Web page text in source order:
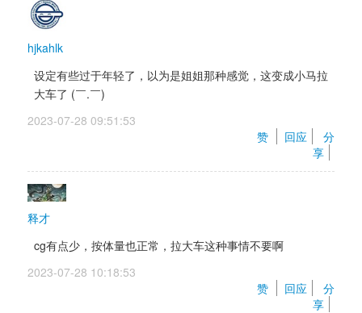
hjkahlk
设定有些过于年轻了，以为是姐姐那种感觉，这变成小马拉
大车了 (￣.￣)
2023-07-28 09:51:53
赞
回应
分
享
释才
cg有点少，按体量也正常，拉大车这种事情不要啊
2023-07-28 10:18:53
赞
回应
分
享